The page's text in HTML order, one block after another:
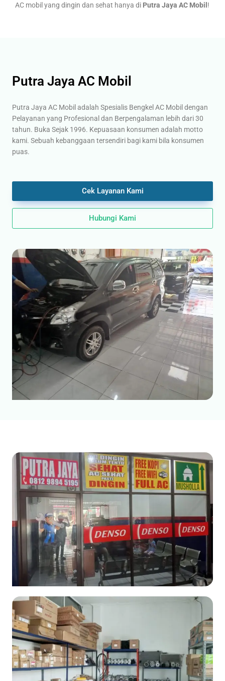
AC mobil yang dingin dan sehat hanya di Putra Jaya AC Mobil !
Putra Jaya AC Mobil
Putra Jaya AC Mobil adalah Spesialis Bengkel AC Mobil dengan
Pelayanan yang Profesional dan Berpengalaman lebih dari 30
tahun. Buka Sejak 1996. Kepuasaan konsumen adalah motto
kami. Sebuah kebanggaan tersendiri bagi kami bila konsumen
puas.
Cek Layanan Kami
Hubungi Kami